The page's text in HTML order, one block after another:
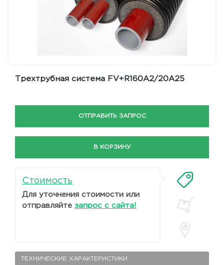
Трехтрубная система FV+R160A2/20A25
ОТПРАВИТЬ ЗАПРОС
В КОРЗИНУ
Стоимость
Для уточнения стоимости или
отправляйте запрос с сайта!
ТЕХНИЧЕСКИЕ ХАРАКТЕРИСТИКИ